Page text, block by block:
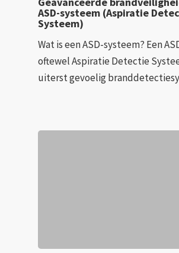
ASD-systeem (Aspiratie
Systeem)
Wat is een ASD-systeem? Een
oftewel Aspiratie Detectie
uiterst gevoelig